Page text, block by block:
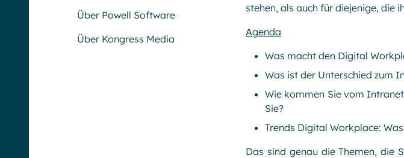
Über Powell Software
Über Kongress Media
stehen, als auch für diejenige, die
Agenda
Was macht den Digital
Was ist der Unterschied zum
Wie kommen Sie vom
Sie?
Trends Digital Workplace:
Das sind genau die Themen, die